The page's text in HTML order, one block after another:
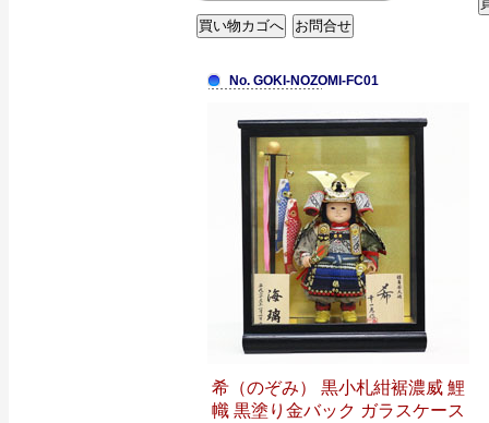
No. GOKI-NOZOMI-FC01
希（のぞみ） 黒小札紺裾濃威 鯉
幟 黒塗り金バック ガラスケース